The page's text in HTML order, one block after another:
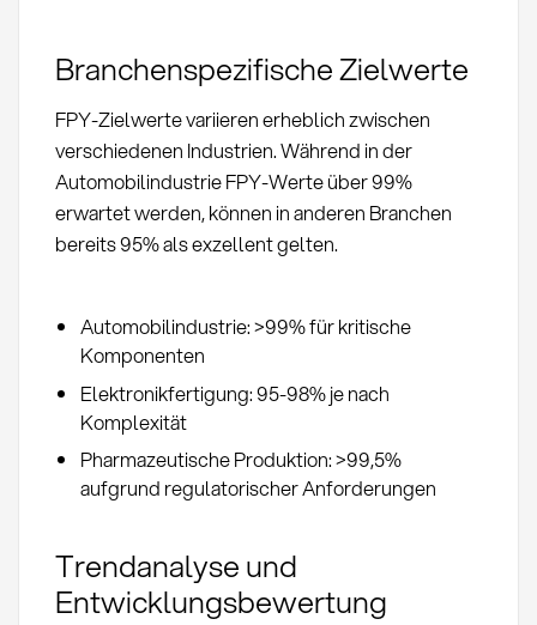
Branchenspezifische Zielwerte
FPY-Zielwerte variieren erheblich zwischen
verschiedenen Industrien. Während in der
Automobilindustrie FPY-Werte über 99%
erwartet werden, können in anderen Branchen
bereits 95% als exzellent gelten.
Automobilindustrie: >99% für kritische
Komponenten
Elektronikfertigung: 95-98% je nach
Komplexität
Pharmazeutische Produktion: >99,5%
aufgrund regulatorischer Anforderungen
Trendanalyse und
Entwicklungsbewertung